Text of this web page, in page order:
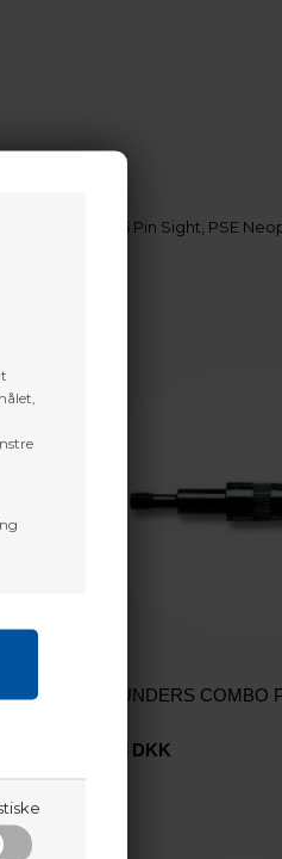
Micro 5 Pin Sight, PSE
SAUNDERS COMBO
3,83 DKK